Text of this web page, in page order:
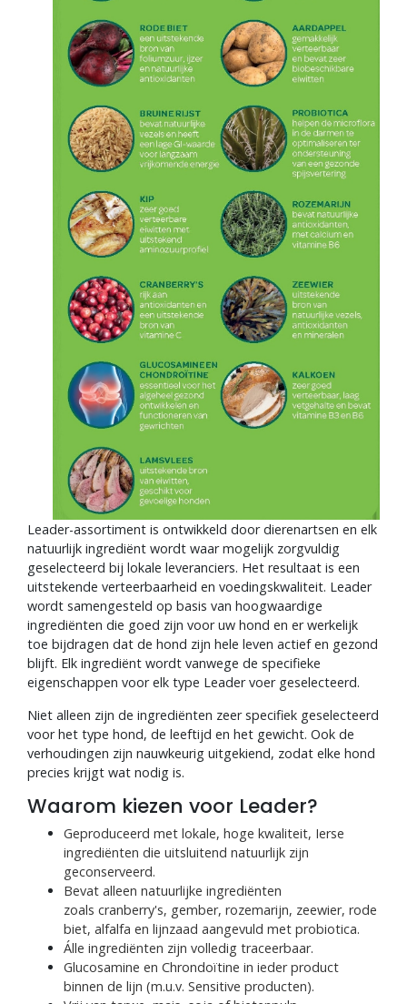
Leader-assortiment is ontwikkeld door dierenartsen en elk
natuurlijk ingrediënt wordt waar mogelijk zorgvuldig
geselecteerd bij lokale leveranciers. Het resultaat is een
uitstekende verteerbaarheid en voedingskwaliteit. Leader
wordt samengesteld op basis van hoogwaardige
ingrediënten die goed zijn voor uw hond en er werkelijk
toe bijdragen dat de hond zijn hele leven actief en gezond
blijft. Elk ingrediënt wordt vanwege de specifieke
eigenschappen voor elk type Leader voer geselecteerd.
Niet alleen zijn de ingrediënten zeer specifiek geselecteerd
voor het type hond, de leeftijd en het gewicht. Ook de
verhoudingen zijn nauwkeurig uitgekiend, zodat elke hond
precies krijgt wat nodig is.
Waarom kiezen voor Leader?
Geproduceerd met lokale, hoge kwaliteit, Ierse
ingrediënten die uitsluitend natuurlijk zijn
geconserveerd.
Bevat alleen natuurlijke ingrediënten
zoals cranberry's, gember, rozemarijn, zeewier, rode
biet, alfalfa en lijnzaad aangevuld met probiotica.
Álle ingrediënten zijn volledig traceerbaar.
Glucosamine en Chrondoïtine in ieder product
binnen de lijn (m.u.v. Sensitive producten).